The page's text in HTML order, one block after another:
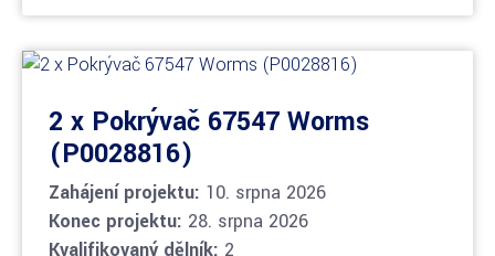
2 x Pokrývač 67547 Worms
(P0028816)
Zahájení projektu: 10. srpna 2026
Konec projektu: 28. srpna 2026
Kvalifikovaný dělník: 2